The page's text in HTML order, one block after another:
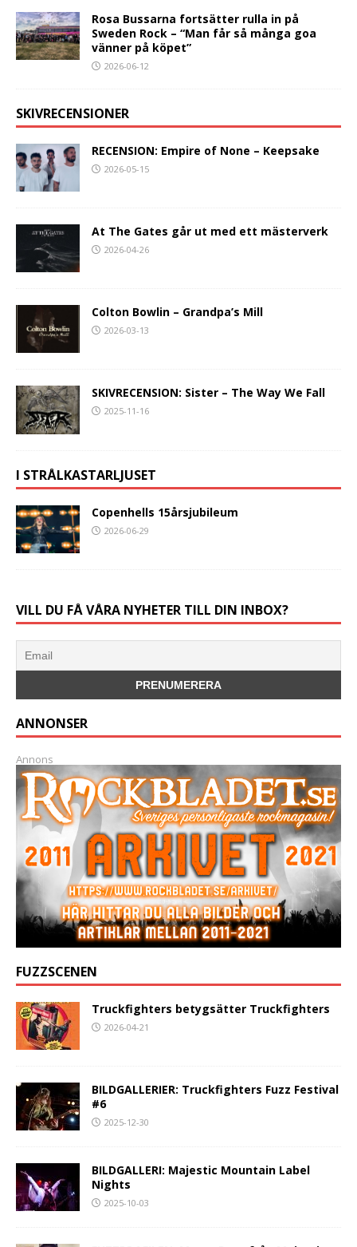
Rosa Bussarna fortsätter rulla in på
Sweden Rock – “Man får så många goa
vänner på köpet”
2026-06-12
SKIVRECENSIONER
RECENSION: Empire of None – Keepsake
2026-05-15
At The Gates går ut med ett mästerverk
2026-04-26
Colton Bowlin – Grandpa’s Mill
2026-03-13
SKIVRECENSION: Sister – The Way We Fall
2025-11-16
I STRÅLKASTARLJUSET
Copenhells 15årsjubileum
2026-06-29
VILL DU FÅ VÅRA NYHETER TILL DIN INBOX?
ANNONSER
Annons
FUZZSCENEN
Truckfighters betygsätter Truckfighters
2026-04-21
BILDGALLERIER: Truckfighters Fuzz Festival
#6
2025-12-30
BILDGALLERI: Majestic Mountain Label
Nights
2025-10-03